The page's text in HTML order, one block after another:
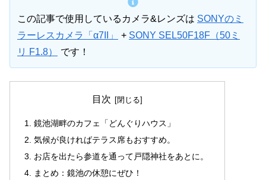
この記事で使用しているカメラ&レンズは SONYのミ
ラーレスカメラ「α7II」
+ SONY SEL50F18F（50ミ
リ F1.8）
です！
目次
鏡池湖畔のカフェ「どんぐりハウス」
気候が良ければテラス席もおすすめ。
お店を出たら参道を通って戸隠神社をあとに。
まとめ：鏡池の休憩にぜひ！